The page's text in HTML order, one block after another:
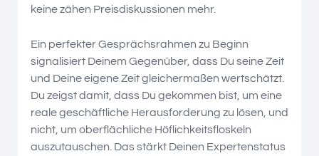
keine zähen Preisdiskussionen mehr.
Ein perfekter Gesprächsrahmen zu Beginn
signalisiert Deinem Gegenüber, dass Du seine Zeit
und Deine eigene Zeit gleichermaßen wertschätzt.
Du zeigst damit, dass Du gekommen bist, um eine
reale geschäftliche Herausforderung zu lösen, und
nicht, um oberflächliche Höflichkeitsfloskeln
auszutauschen. Das stärkt Deinen Expertenstatus